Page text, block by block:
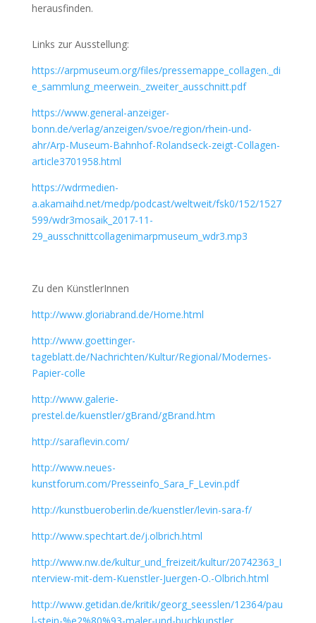
herausfinden.
Links zur Ausstellung:
https://arpmuseum.org/files/pressemappe_collagen._di
e_sammlung_meerwein._zweiter_ausschnitt.pdf
https://www.general-anzeiger-
bonn.de/verlag/anzeigen/svoe/region/rhein-und-
ahr/Arp-Museum-Bahnhof-Rolandseck-zeigt-Collagen-
article3701958.html
https://wdrmedien-
a.akamaihd.net/medp/podcast/weltweit/fsk0/152/1527
599/wdr3mosaik_2017-11-
29_ausschnittcollagenimarpmuseum_wdr3.mp3
Zu den KünstlerInnen
http://www.gloriabrand.de/Home.html
http://www.goettinger-
tageblatt.de/Nachrichten/Kultur/Regional/Modernes-
Papier-colle
http://www.galerie-
prestel.de/kuenstler/gBrand/gBrand.htm
http://saraflevin.com/
http://www.neues-
kunstforum.com/Presseinfo_Sara_F_Levin.pdf
http://kunstbueroberlin.de/kuenstler/levin-sara-f/
http://www.spechtart.de/j.olbrich.html
http://www.nw.de/kultur_und_freizeit/kultur/20742363_I
nterview-mit-dem-Kuenstler-Juergen-O.-Olbrich.html
http://www.getidan.de/kritik/georg_seesslen/12364/pau
l-stein-%e2%80%93-maler-und-buchkunstler